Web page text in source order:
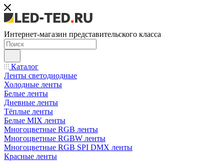
Интернет-магазин представительского класса
Каталог
Ленты светодиодные
Холодные ленты
Белые ленты
Дневные ленты
Тёплые ленты
Белые MIX ленты
Многоцветные RGB ленты
Многоцветные RGBW ленты
Многоцветные RGB SPI DMX ленты
Красные ленты